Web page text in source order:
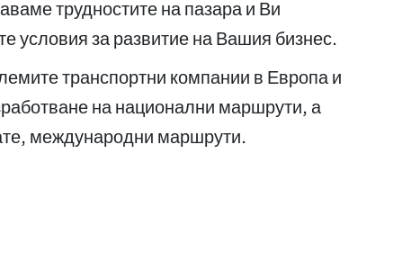
трудностите на пазара и Ви
условия за развитие на Вашия бизнес.
транспортни компании в Европа и
на национални маршрути, а
международни маршрути.